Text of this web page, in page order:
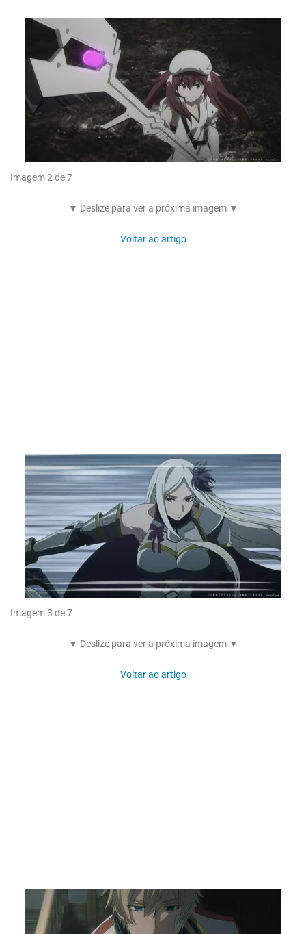
Imagem 2 de 7
▼ Deslize para ver a próxima imagem ▼
Voltar ao artigo
Imagem 3 de 7
▼ Deslize para ver a próxima imagem ▼
Voltar ao artigo